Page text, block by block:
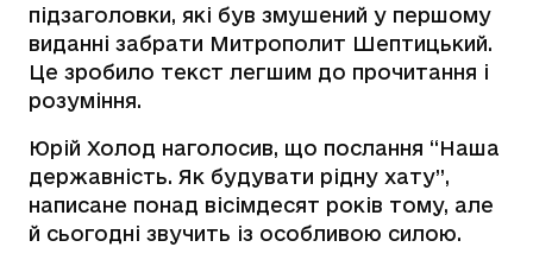
підзаголовки, які був змушений у першому
виданні забрати Митрополит Шептицький.
Це зробило текст легшим до прочитання і
розуміння.
Юрій Холод наголосив, що послання “Наша
державність. Як будувати рідну хату”,
написане понад вісімдесят років тому, але
й сьогодні звучить із особливою силою.